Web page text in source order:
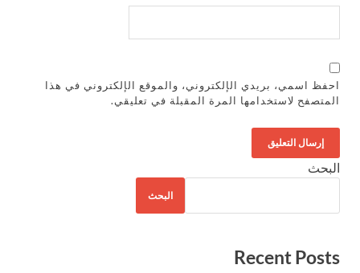
احفظ اسمي، بريدي الإلكتروني، والموقع الإلكتروني في هذا
المتصفح لاستخدامها المرة المقبلة في تعليقي.
البحث
البحث
Recent Posts